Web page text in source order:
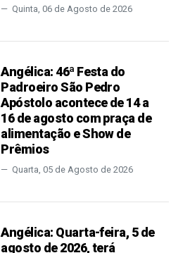
Quinta, 06 de Agosto de 2026
Angélica: 46ª Festa do
Padroeiro São Pedro
Apóstolo acontece de 14 a
16 de agosto com praça de
alimentação e Show de
Prêmios
Quarta, 05 de Agosto de 2026
Angélica: Quarta-feira, 5 de
agosto de 2026, terá